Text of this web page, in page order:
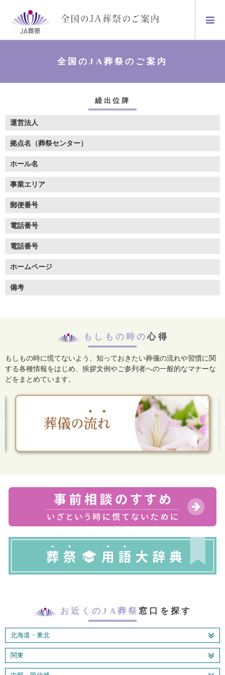
全国のJA葬祭のご案内
繰出位牌
運営法人
拠点名（葬祭センター）
ホール名
事業エリア
郵便番号
電話番号
電話番号
ホームページ
備考
もしもの時の心得
もしもの時に慌てないよう、知っておきたい葬儀の流れや習慣に関
する各種情報をはじめ、 挨拶文例やご参列者への一般的なマナーな
どをまとめています。
お近くのJA葬祭 窓口を探す
北海道・東北
関東